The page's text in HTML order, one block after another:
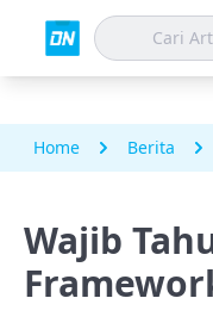
Home Berita
Wajib